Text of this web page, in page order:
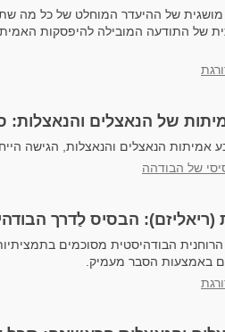
של ההיעדר המוחלט של כל מה
של התודעה המובילה להיפסקות
של הנאצלים והנאצלות:
אמיתות הנאצלים והנאצלות, הגישה
של הבודהה
(ריאליזם): הבסיס לַדרך
הרוחנית הבודהיסטית מסוכמים
באמצעות הסבר מעמיק.